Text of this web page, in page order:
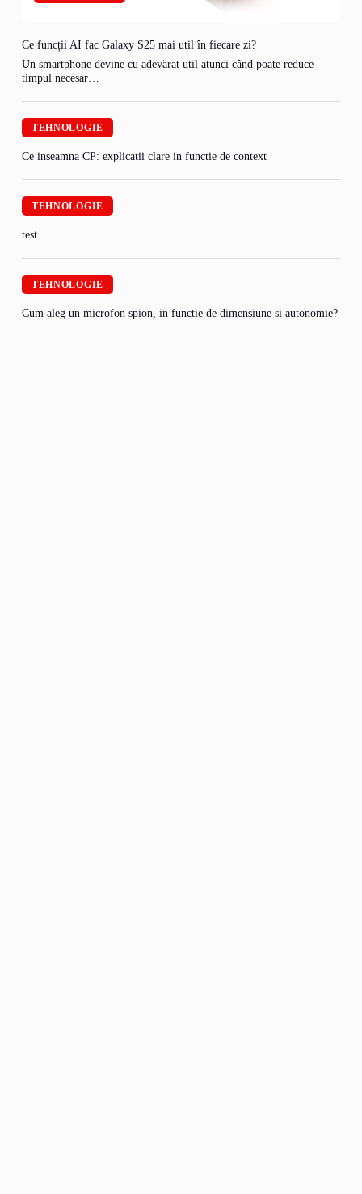
Ce funcții AI fac Galaxy S25 mai util în fiecare zi?
Un smartphone devine cu adevărat util atunci când poate reduce
timpul necesar…
TEHNOLOGIE
Ce inseamna CP: explicatii clare in functie de context
TEHNOLOGIE
test
TEHNOLOGIE
Cum aleg un microfon spion, in functie de dimensiune si autonomie?